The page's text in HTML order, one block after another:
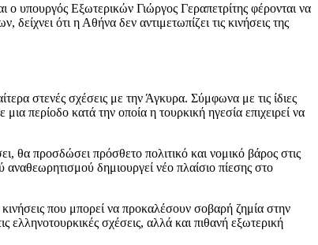
υπουργός Εξωτερικών Γιώργος Γεραπετρίτης φέρονται να
ότι η Αθήνα δεν αντιμετωπίζει τις κινήσεις της
στενές σχέσεις με την Άγκυρα. Σύμφωνα με τις ίδιες
περίοδο κατά την οποία η τουρκική ηγεσία επιχειρεί να
θα προσδώσει πρόσθετο πολιτικό και νομικό βάρος στις
δημιουργεί νέο πλαίσιο πίεσης στο
που μπορεί να προκαλέσουν σοβαρή ζημία στην
σχέσεις, αλλά και πιθανή εξωτερική